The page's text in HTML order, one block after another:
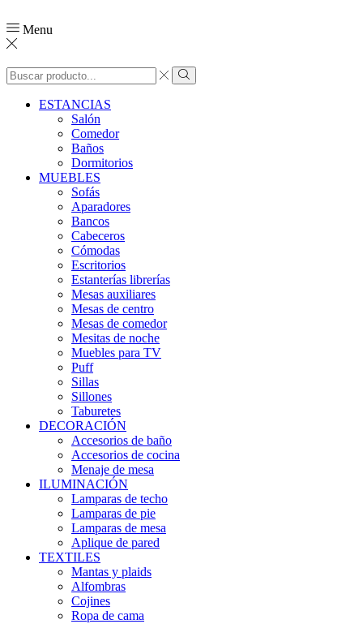
Menu
ESTANCIAS
Salón
Comedor
Baños
Dormitorios
MUEBLES
Sofás
Aparadores
Bancos
Cabeceros
Cómodas
Escritorios
Estanterías librerías
Mesas auxiliares
Mesas de centro
Mesas de comedor
Mesitas de noche
Muebles para TV
Puff
Sillas
Sillones
Taburetes
DECORACIÓN
Accesorios de baño
Accesorios de cocina
Menaje de mesa
ILUMINACIÓN
Lamparas de techo
Lamparas de pie
Lamparas de mesa
Aplique de pared
TEXTILES
Mantas y plaids
Alfombras
Cojines
Ropa de cama